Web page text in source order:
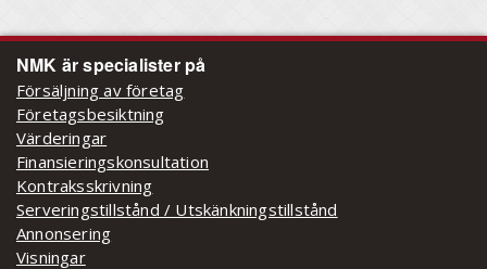
NMK är specialister på
Försäljning av företag
Företagsbesiktning
Värderingar
Finansieringskonsultation
Kontraksskrivning
Serveringstillstånd / Utskänkningstillstånd
Annonsering
Visningar